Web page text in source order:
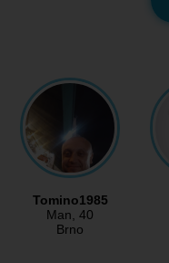
Tomino1985
Man, 40
Brno